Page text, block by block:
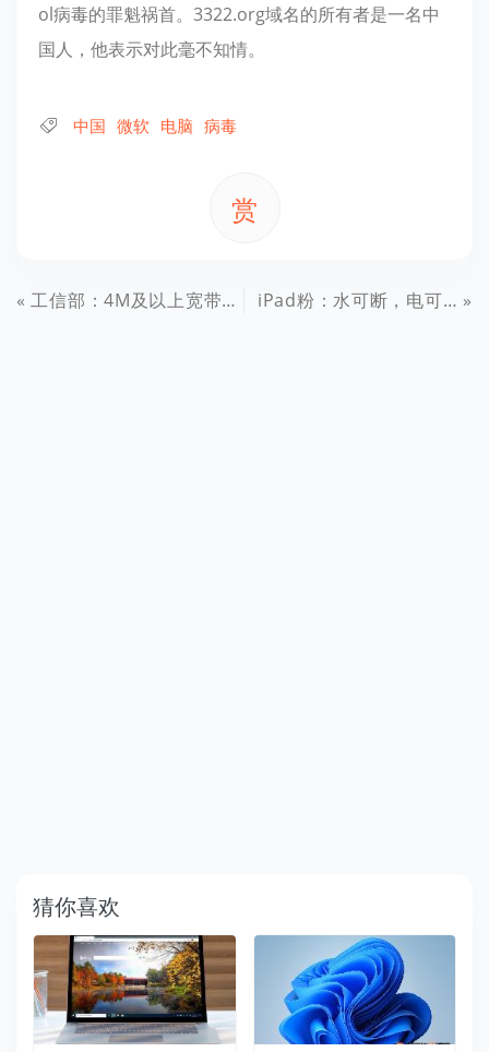
ol病毒的罪魁祸首。3322.org域名的所有者是一名中
国人，他表示对此毫不知情。
中国 微软 电脑 病毒
赏
工信部：4M及以上宽带普及率已达56% iPad粉：水可断，电可断，iPad不能断
猜你喜欢